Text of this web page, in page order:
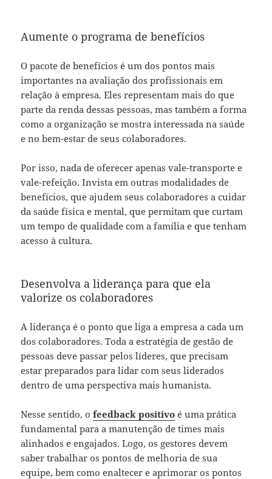
Aumente o programa de benefícios
O pacote de benefícios é um dos pontos mais
importantes na avaliação dos profissionais em
relação à empresa. Eles representam mais do que
parte da renda dessas pessoas, mas também a forma
como a organização se mostra interessada na saúde
e no bem-estar de seus colaboradores.
Por isso, nada de oferecer apenas vale-transporte e
vale-refeição. Invista em outras modalidades de
benefícios, que ajudem seus colaboradores a cuidar
da saúde física e mental, que permitam que curtam
um tempo de qualidade com a família e que tenham
acesso à cultura.
Desenvolva a liderança para que ela
valorize os colaboradores
A liderança é o ponto que liga a empresa a cada um
dos colaboradores. Toda a estratégia de gestão de
pessoas deve passar pelos líderes, que precisam
estar preparados para lidar com seus liderados
dentro de uma perspectiva mais humanista.
Nesse sentido, ofeedback positivo é uma prática
fundamental para a manutenção de times mais
alinhados e engajados. Logo, os gestores devem
saber trabalhar os pontos de melhoria de sua
equipe, bem como enaltecer e aprimorar os pontos